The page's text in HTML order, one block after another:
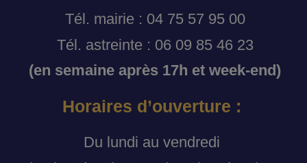
Tél. mairie : 04 75 57 95 00
Tél. astreinte : 06 09 85 46 23
(en semaine après 17h et week-end)
Horaires d’ouverture :
Du lundi au vendredi